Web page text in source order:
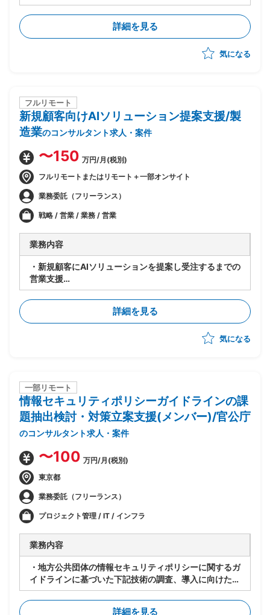
・クライアント内の現状把握
・先進事例の収集とクライアントへのインプット
・先進事例を踏まえクライアントに適した取組内容の検
討および提案
詳細を見る
気になる
フルリモート
新規顧客向けAIソリューション提案支援/製
造業のコンサルタント求人・案件
〜150 万円/月(税別)
フルリモートまたはリモート＋一部オンサイト
業務委託（フリーランス）
戦略 / 営業 / 業務 / 営業
業務内容
・新規顧客にAIソリューションを提案し受注するまでの
営業支援
・新規顧客開拓(独自ルートも含む)
・技術者は社内SEを活用できるので、SE同行も可能
詳細を見る
気になる
一部リモート
情報セキュリティポリシーガイドラインの課
題抽出検討・対策立案支援(メンバー)/官公庁
のコンサルタント求人・案件
〜100 万円/月(税別)
東京都
業務委託（フリーランス）
プロジェクト管理 / IT / インフラ
業務内容
・地方公共団体の情報セキュリティポリシーに関するガ
イドラインに基づいた下記技術の調査、導入に向けた課
題検討、対策立案、提案、予算化対応
①認証基盤
詳細を見る